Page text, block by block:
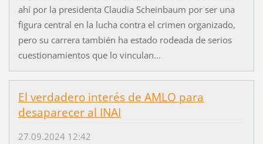
ahí por la presidenta Claudia Scheinbaum por ser una
figura central en la lucha contra el crimen organizado,
pero su carrera también ha estado rodeada de serios
cuestionamientos que lo vinculan...
El verdadero interés de AMLO para
desaparecer al INAI
27.09.2024 12:42